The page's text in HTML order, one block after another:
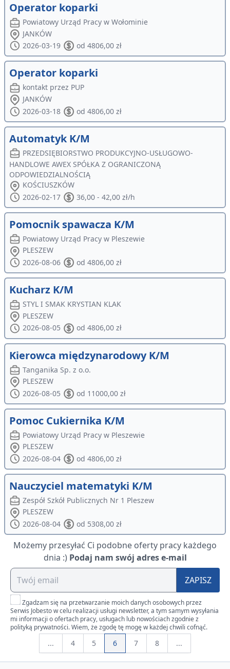
Operator koparki
Powiatowy Urząd Pracy w Wołominie
JANKÓW
2026-03-19
od 4806,00 zł
Operator koparki
kontakt przez PUP
JANKÓW
2026-03-18
od 4806,00 zł
Automatyk K/M
PRZEDSIĘBIORSTWO PRODUKCYJNO-USŁUGOWO-
HANDLOWE AWEX SPÓŁKA Z OGRANICZONĄ
ODPOWIEDZIALNOŚCIĄ
KOŚCIUSZKÓW
2026-02-17
36,00 - 42,00 zł/h
Pomocnik spawacza K/M
Powiatowy Urząd Pracy w Pleszewie
PLESZEW
2026-08-06
od 4806,00 zł
Kucharz K/M
STYL I SMAK KRYSTIAN KLAK
PLESZEW
2026-08-05
od 4806,00 zł
Kierowca międzynarodowy K/M
Tanganika Sp. z o.o.
PLESZEW
2026-08-05
od 11000,00 zł
Pomoc Cukiernika K/M
Powiatowy Urząd Pracy w Pleszewie
PLESZEW
2026-08-04
od 4806,00 zł
Nauczyciel matematyki K/M
Zespół Szkół Publicznych Nr 1 Pleszew
PLESZEW
2026-08-04
od 5308,00 zł
Możemy przesyłać Ci podobne oferty pracy każdego
dnia :) Podaj nam swój adres e-mail
ZAPISZ
Zgadzam się na przetwarzanie moich danych osobowych przez
Serwis Jobesto w celu realizacji usługi newsletter, a tym samym wysyłania
mi informacji o ofertach pracy, usługach lub nowościach zgodnie z
polityką prywatności. Wiem, że zgodę tę mogę w każdej chwili cofnąć.
... 4 5 6 7 8 ...